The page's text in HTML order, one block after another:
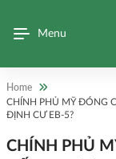
Menu
Home
CHÍNH PHỦ MỸ ĐÓNG
ĐỊNH CƯ EB-5?
CHÍNH PHỦ